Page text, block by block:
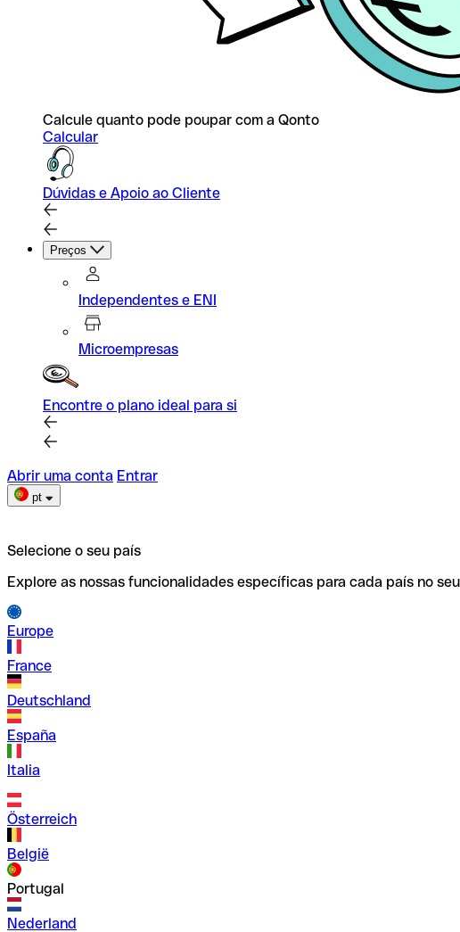
Calcule quanto pode poupar com a Qonto
Calcular
Dúvidas e Apoio ao Cliente
Preços
Independentes e ENI
Microempresas
Encontre o plano ideal para si
Abrir uma conta Entrar
pt
Selecione o seu país
Explore as nossas funcionalidades específicas para cada país no
Europe
France
Deutschland
España
Italia
Österreich
België
Portugal
Nederland